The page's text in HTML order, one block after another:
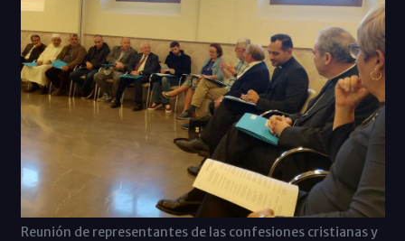
Reunión de representantes de las confesiones cristianas y